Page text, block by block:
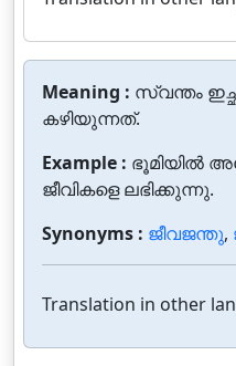
Meaning : സ്വന്തം
കഴിയുന്നത്.
Example : ഭൂമിയില്‍
ജീവികളെ ലഭിക്കുന്നു.
Synonyms : ജീവജന്തു,
Translation in other